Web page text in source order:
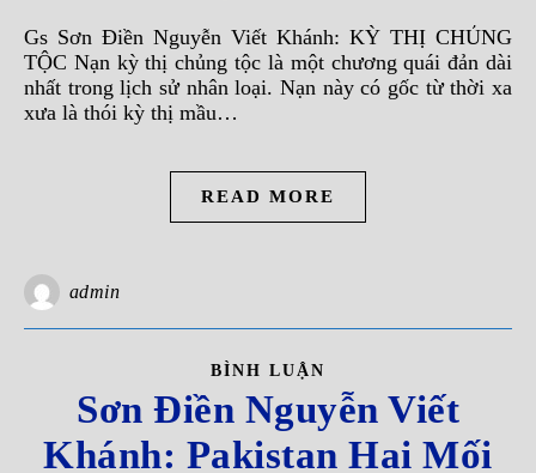
Gs Sơn Ðiền Nguyễn Viết Khánh: KỲ THỊ CHỦNG
TỘC Nạn kỳ thị chủng tộc là một chương quái đản dài
nhất trong lịch sử nhân loại. Nạn này có gốc từ thời xa
xưa là thói kỳ thị mầu…
READ MORE
admin
BÌNH LUẬN
Sơn Ðiền Nguyễn Viết
Khánh: Pakistan Hai Mối